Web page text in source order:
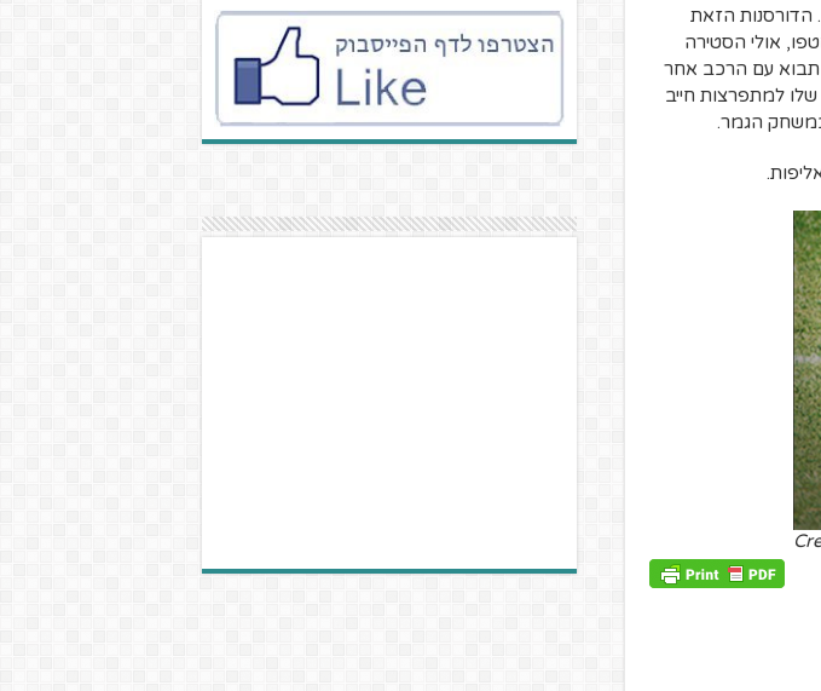
הדורסנות הזאת
אולי הסטירה
תבוא עם הרכב אחר
למתפרצות חייב
במשחק הגמר.